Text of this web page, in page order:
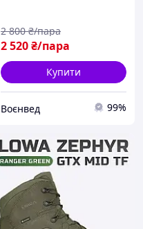
2 520₴/пара
2 800 ₴/пара
Купити
Воєнвед 99%